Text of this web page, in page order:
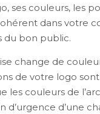
ses couleurs, les
dans votre
du bon public.
change de
de votre logo sont
les couleurs de
d’urgence d’une